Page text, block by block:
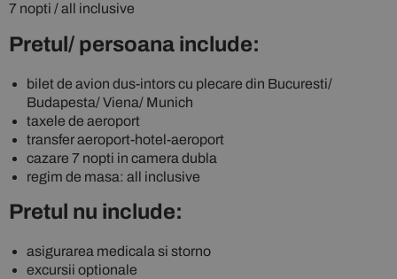
7 nopti / all inclusive
Pretul/ persoana include:
bilet de avion dus-intors cu plecare din Bucuresti/
Budapesta/ Viena/ Munich
taxele de aeroport
transfer aeroport-hotel-aeroport
cazare 7 nopti in camera dubla
regim de masa: all inclusive
Pretul nu include:
asigurarea medicala si storno
excursii optionale